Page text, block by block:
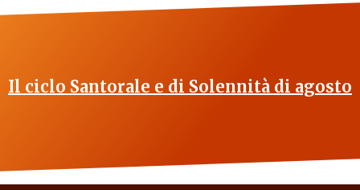
Il ciclo Santorale e di Solennità di agosto